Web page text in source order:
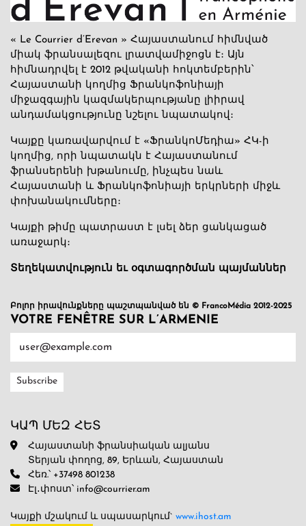
« Le Courrier d’Erevan » Հայաստանում հիմնված
միակ ֆրանսալեզու լրատվամիջոցն է։ Այն
հիմնադրվել է 2012 թվականի հոկտեմբերին՝
Հայաստանի կողմից Ֆրանկոֆոնիայի
միջազգային կազմակերպությանը լիիրավ
անդամակցությունը նշելու նպատակով։
Կայքը կառավարվում է «ՖրանկոՄեդիա» ՀԿ-ի
կողմից, որի նպատակն է Հայաստանում
ֆրանսերենի խթանումը, ինչպես նաև
Հայաստանի և Ֆրանկոֆոնիայի երկրների միջև
փոխանակումները։
Կայքի թիմը պատրաստ է լսել ձեր ցանկացած
առաջարկ։
Տեղեկատվություն եւ օգտագործման պայմաններ
Բոլոր իրավունքները պաշտպանված են © FrancoMédia 2012-2025
VOTRE FENÊTRE SUR L’ARMENIE
ԿԱՊ ՄԵԶ ՀԵՏ
Հայաստանի ֆրանսիական ալյանս
Տերյան փողոց, 89, Երևան, Հայաստան
Հեռ.՝ +37498 801238
Էլ․փոստ՝ info@courrier.am
Կայքի մշակում և սպասարկում` www.ihost.am